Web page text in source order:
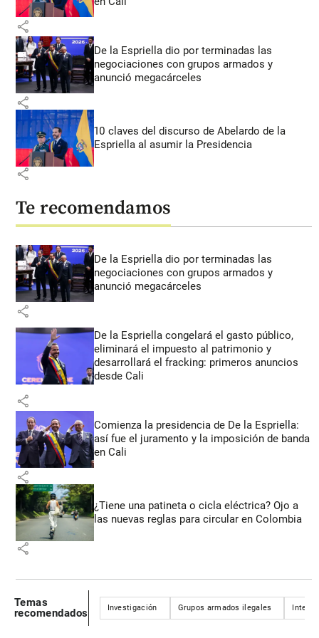
share
De la Espriella dio por terminadas las
negociaciones con grupos armados y
anunció megacárceles
share
10 claves del discurso de Abelardo de la
Espriella al asumir la Presidencia
share
Te recomendamos
De la Espriella dio por terminadas las
negociaciones con grupos armados y
anunció megacárceles
share
De la Espriella congelará el gasto público,
eliminará el impuesto al patrimonio y
desarrollará el fracking: primeros anuncios
desde Cali
share
Comienza la presidencia de De la Espriella:
así fue el juramento y la imposición de banda
en Cali
share
¿Tiene una patineta o cicla eléctrica? Ojo a
las nuevas reglas para circular en Colombia
share
Temas
recomendados
Investigación Grupos armados ilegales